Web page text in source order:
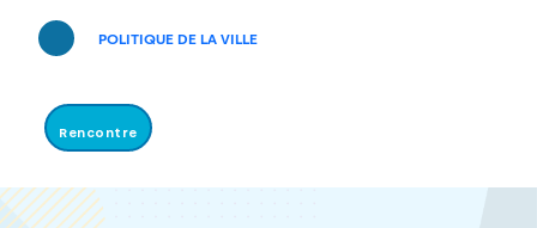
POLITIQUE DE LA VILLE
Rencontre